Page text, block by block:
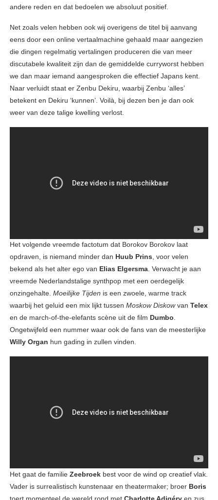
andere reden en dat bedoelen we absoluut positief.
Net zoals velen hebben ook wij overigens de titel bij aanvang
eens door een online vertaalmachine gehaald maar aangezien
die dingen regelmatig vertalingen produceren die van meer
discutabele kwaliteit zijn dan de gemiddelde curryworst hebben
we dan maar iemand aangesproken die effectief Japans kent.
Naar verluidt staat er Zenbu Dekiru, waarbij Zenbu ‘alles’
betekent en Dekiru ‘kunnen’. Voilà, bij dezen ben je dan ook
weer van deze talige kwelling verlost.
Het volgende vreemde factotum dat Borokov Borokov laat
opdraven, is niemand minder dan Huub Prins, voor velen
bekend als het alter ego van Elias Elgersma. Verwacht je aan
vreemde Nederlandstalige synthpop met een oerdegelijk
onzingehalte. Moeilijke Tijden is een zwoele, warme track
waarbij het geluid een mix lijkt tussen Moskow Diskowvan Telex
en de march-of-the-elefants scène uit de film Dumbo.
Ongetwijfeld een nummer waar ook de fans van de meesterlijke
Willy Organ hun gading in zullen vinden.
Het gaat de familie Zeebroek best voor de wind op creatief vlak.
Vader is surrealistisch kunstenaar en theatermaker; broer Boris